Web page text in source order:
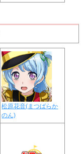
松原花音(まつばらか
のん)